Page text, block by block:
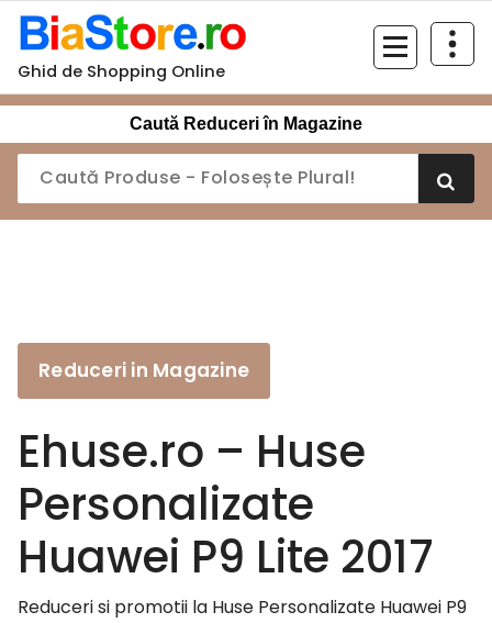
Sari
conținut
Ghid de Shopping Online
Caută Reduceri în Magazine
Reduceri in Magazine
Ehuse.ro – Huse
Personalizate
Huawei P9 Lite 2017
Reduceri si promotii la Huse Personalizate Huawei P9